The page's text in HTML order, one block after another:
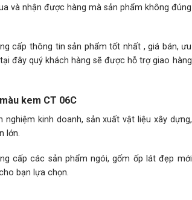
và nhận được hàng mà sản phẩm không đúng
cấp thông tin sản phẩm tốt nhất , giá bán, ưu
đây quý khách hàng sẽ được hỗ trợ giao hàng
kem CT 06C
kinh doanh, sản xuất vật liệu xây dựng,
lớn.
cấp các sản phẩm ngói, gốm ốp lát đẹp mới
bạn lựa chọn.